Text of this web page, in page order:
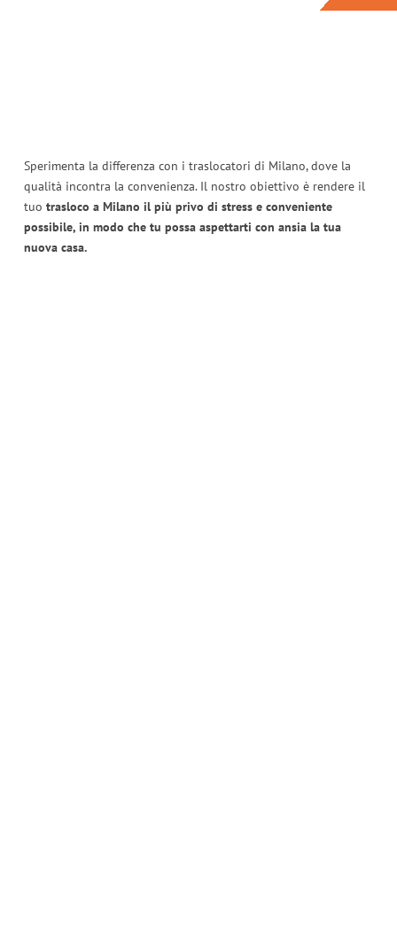
Sperimenta la differenza con i traslocatori di Milano, dove la
qualità incontra la convenienza. Il nostro obiettivo è rendere il
tuo trasloco a Milano il più privo di stress e conveniente
possibile, in modo che tu possa aspettarti con ansia la tua
nuova casa.